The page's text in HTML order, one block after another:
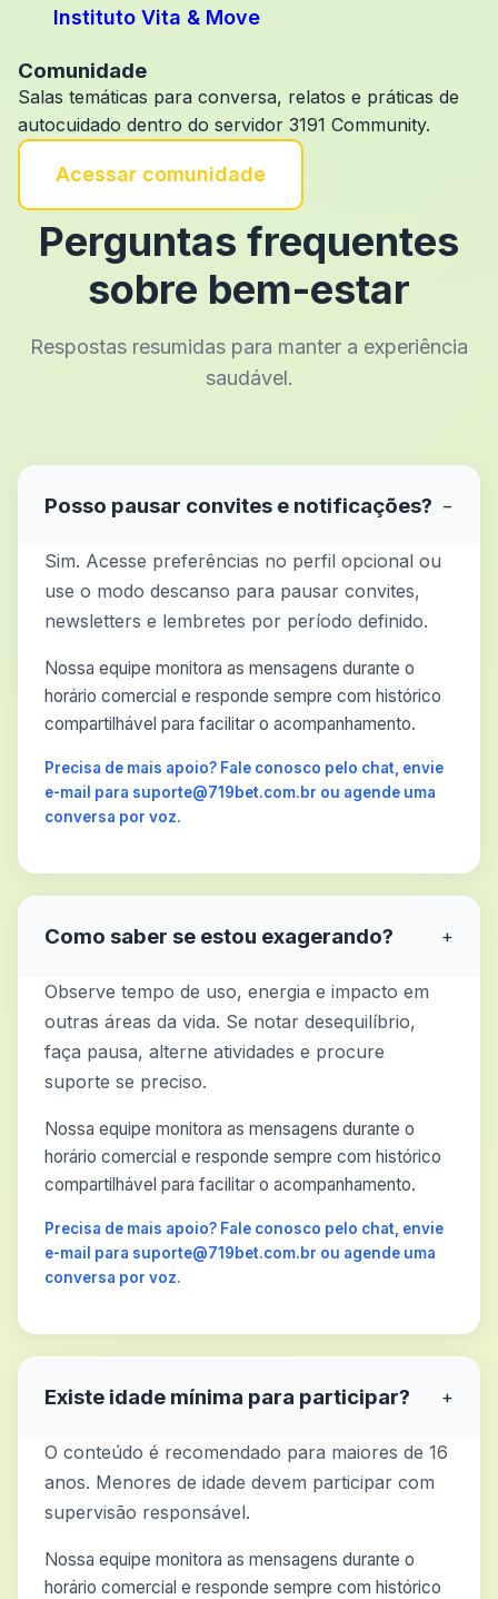
Instituto Vita & Move
Comunidade
Salas temáticas para conversa, relatos e práticas de
autocuidado dentro do servidor 3191 Community.
Acessar comunidade
Perguntas frequentes
sobre bem-estar
Respostas resumidas para manter a experiência
saudável.
Posso pausar convites e notificações? −
Sim. Acesse preferências no perfil opcional ou
use o modo descanso para pausar convites,
newsletters e lembretes por período definido.
Nossa equipe monitora as mensagens durante o
horário comercial e responde sempre com histórico
compartilhável para facilitar o acompanhamento.
Precisa de mais apoio? Fale conosco pelo chat, envie
e-mail para suporte@719bet.com.br ou agende uma
conversa por voz.
Como saber se estou exagerando? +
Observe tempo de uso, energia e impacto em
outras áreas da vida. Se notar desequilíbrio,
faça pausa, alterne atividades e procure
suporte se preciso.
Nossa equipe monitora as mensagens durante o
horário comercial e responde sempre com histórico
compartilhável para facilitar o acompanhamento.
Precisa de mais apoio? Fale conosco pelo chat, envie
e-mail para suporte@719bet.com.br ou agende uma
conversa por voz.
Existe idade mínima para participar? +
O conteúdo é recomendado para maiores de 16
anos. Menores de idade devem participar com
supervisão responsável.
Nossa equipe monitora as mensagens durante o
horário comercial e responde sempre com histórico